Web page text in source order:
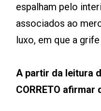
espalham pelo
associados ao
luxo, em que a
A partir da leitura
CORRETO afirmar